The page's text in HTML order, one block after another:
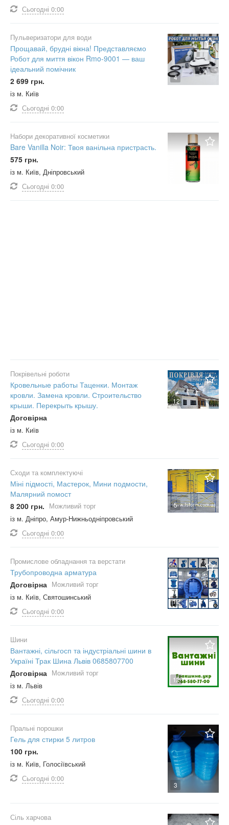
Сьогодні 0:00
4
Пульверизатори для води
Прощавай, брудні вікна! Представляємо
Робот для миття вікон Rmo-9001 — ваш
ідеальний помічник
2 699 грн.
із м. Київ
Сьогодні 0:00
Набори декоративної косметики
Bare Vanilla Noir: Твоя ванільна пристрасть.
575 грн.
із м. Київ, Дніпровський
Сьогодні 0:00
12
Покрівельні роботи
Кровельные работы Таценки. Монтаж
кровли. Замена кровли. Строительство
крыши. Перекрыть крышу.
Договірна
із м. Київ
Сьогодні 0:00
5
Сходи та комплектуючі
Міні підмості, Мастерок, Мини подмости,
Малярний помост
8 200 грн. Можливий торг
із м. Дніпро, Амур-Нижньодніпровський
Сьогодні 0:00
12
Промислове обладнання та верстати
Трубопроводна арматура
Договірна Можливий торг
із м. Київ, Святошинський
Сьогодні 0:00
12
Шини
Вантажні, сільгосп та індустріальні шини в
Україні Трак Шина Львів 0685807700
Договірна Можливий торг
із м. Львів
Сьогодні 0:00
3
Пральні порошки
Гель для стирки 5 литров
100 грн.
із м. Київ, Голосіївський
Сьогодні 0:00
Сіль харчова